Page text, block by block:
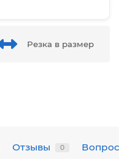
Резка в размер
Отзывы 0